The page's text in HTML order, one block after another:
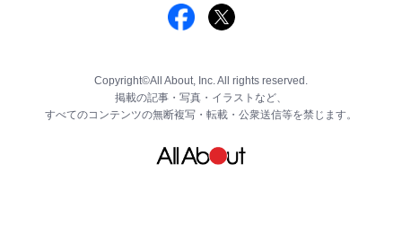
Copyright©All About, Inc. All rights reserved.
掲載の記事・写真・イラストなど、
すべてのコンテンツの無断複写・転載・公衆送信等を禁じます。